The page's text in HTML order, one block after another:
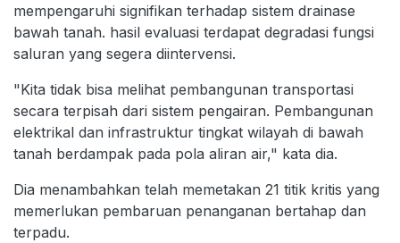
mempengaruhi signifikan terhadap sistem drainase
bawah tanah. hasil evaluasi terdapat degradasi fungsi
saluran yang segera diintervensi.
"Kita tidak bisa melihat pembangunan transportasi
secara terpisah dari sistem pengairan. Pembangunan
elektrikal dan infrastruktur tingkat wilayah di bawah
tanah berdampak pada pola aliran air," kata dia.
Dia menambahkan telah memetakan 21 titik kritis yang
memerlukan pembaruan penanganan bertahap dan
terpadu.